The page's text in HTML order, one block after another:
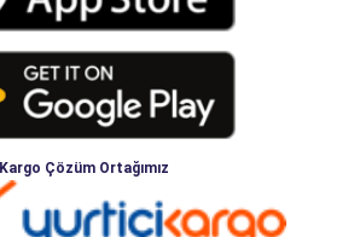
Kargo Çözüm Ortağımız